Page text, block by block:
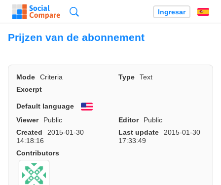
Ingresar
Prijzen van de abonnement
Mode Criteria Type
Text
Excerpt
Default language
English
Viewer
Public Editor
Public
Created
2015-01-30
14:18:16
Last update
2015-01-30
17:33:49
Contributors